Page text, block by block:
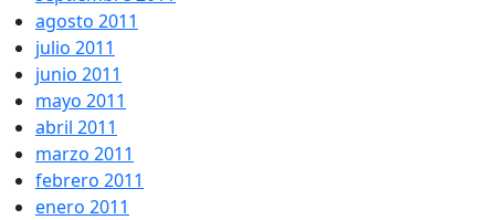
agosto 2011
julio 2011
junio 2011
mayo 2011
abril 2011
marzo 2011
febrero 2011
enero 2011